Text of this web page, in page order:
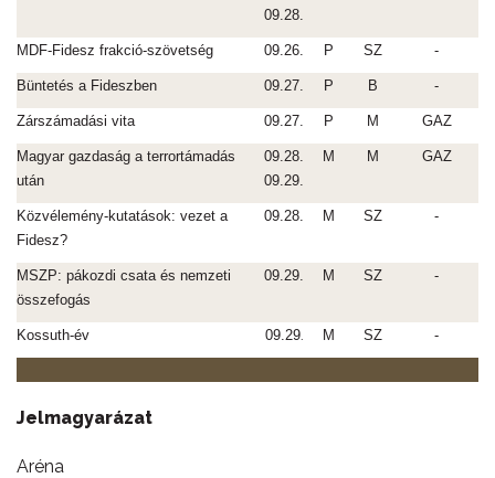
09.28.
MDF-Fidesz frakció-szövetség 09.26. P SZ -
Büntetés a Fideszben 09.27. P B -
Zárszámadási vita 09.27. P M GAZ
Magyar gazdaság a terrortámadás
után
09.28.
09.29.
M M GAZ
Közvélemény-kutatások: vezet a
Fidesz?
09.28. M SZ -
MSZP: pákozdi csata és nemzeti
összefogás
09.29. M SZ -
Kossuth-év 09.29. M SZ -
Jelmagyarázat
Aréna